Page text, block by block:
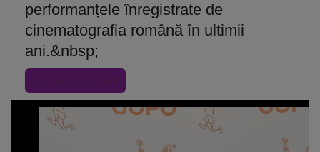
performanțele înregistrate de
cinematografia română în ultimii
ani.&nbsp;